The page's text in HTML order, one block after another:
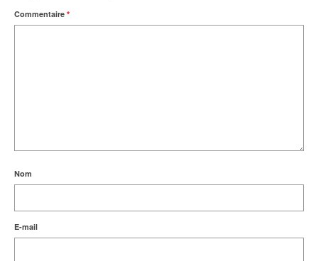
Commentaire *
Nom
E-mail